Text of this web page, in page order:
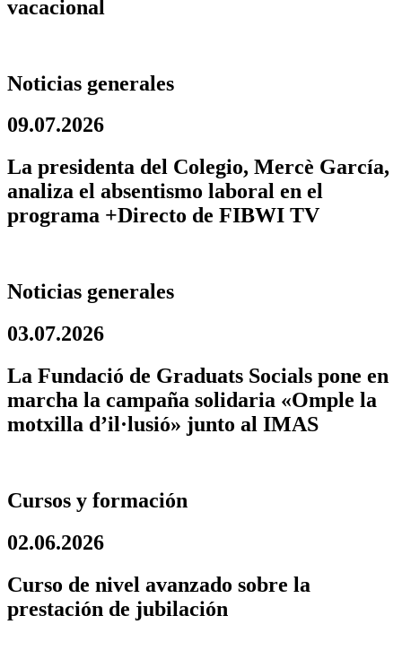
vacacional
Noticias generales
09.07.2026
La presidenta del Colegio, Mercè García,
analiza el absentismo laboral en el
programa +Directo de FIBWI TV
Noticias generales
03.07.2026
La Fundació de Graduats Socials pone en
marcha la campaña solidaria «Omple la
motxilla d’il·lusió» junto al IMAS
Cursos y formación
02.06.2026
Curso de nivel avanzado sobre la
prestación de jubilación